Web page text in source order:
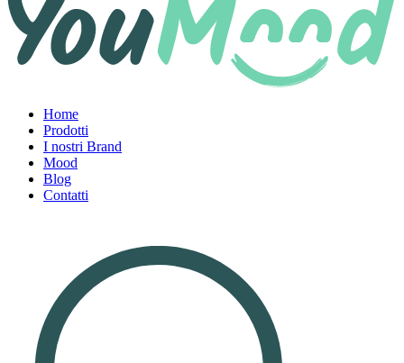
Home
Prodotti
I nostri Brand
Mood
Blog
Contatti